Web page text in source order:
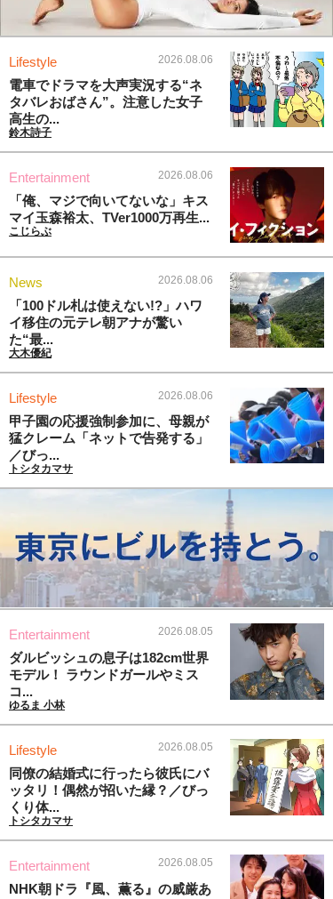
Lifestyle 2026.08.06
電車でドラマを大声実況する“ネ
タバレおばさん”。注意した女子
高生の...
鈴木詩子
Entertainment 2026.08.06
「俺、マジで向いてないな」キス
マイ玉森裕太、TVer1000万再生...
こじらぶ
News 2026.08.06
「100ドル札は使えない!?」ハワ
イ移住の元テレ朝アナが驚い
た“最...
大木優紀
Lifestyle 2026.08.06
甲子園の応援強制参加に、母親が
猛クレーム「ネットで告発する」
／びっ...
トシタカマサ
Entertainment 2026.08.05
ダルビッシュの息子は182cm世界
モデル！ ラウンドガールやミス
コ...
ゆるま 小林
Lifestyle 2026.08.05
同僚の結婚式に行ったら彼氏にバ
ッタリ！偶然が招いた縁？／びっ
くり体...
トシタカマサ
Entertainment 2026.08.05
NHK朝ドラ『風、薫る』の威厳あ